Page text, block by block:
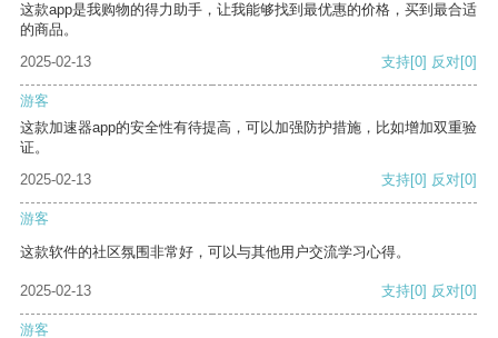
这款app是我购物的得力助手，让我能够找到最优惠的价格，买到最合适
的商品。
2025-02-13
支持[0] 反对[0]
游客
这款加速器app的安全性有待提高，可以加强防护措施，比如增加双重验
证。
2025-02-13
支持[0] 反对[0]
游客
这款软件的社区氛围非常好，可以与其他用户交流学习心得。
2025-02-13 支持[0] 反对[0]
游客